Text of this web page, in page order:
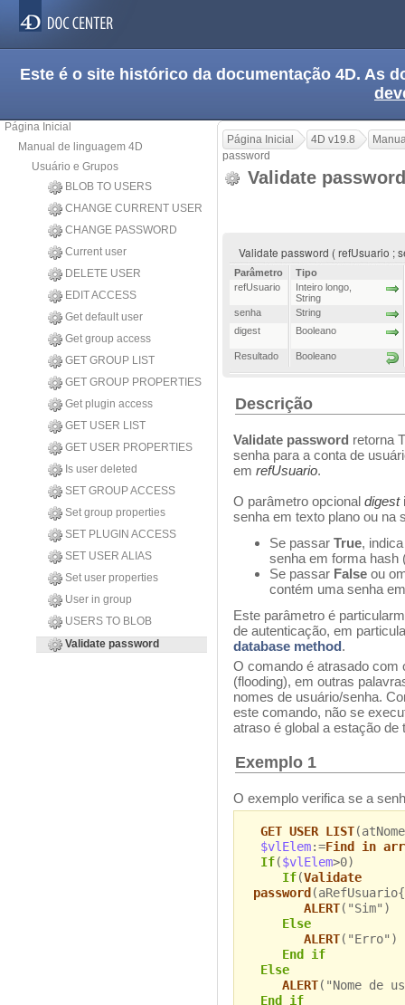
Este é o site histórico da documentação 4D. As
Página Inicial
Manual de linguagem 4D
Usuário e Grupos
BLOB TO USERS
CHANGE CURRENT USER
CHANGE PASSWORD
Current user
DELETE USER
EDIT ACCESS
Get default user
Get group access
GET GROUP LIST
GET GROUP PROPERTIES
Get plugin access
GET USER LIST
GET USER PROPERTIES
Is user deleted
SET GROUP ACCESS
Set group properties
SET PLUGIN ACCESS
SET USER ALIAS
Set user properties
User in group
USERS TO BLOB
Validate password
Página Inicial 4D v19.8
password
Validate
Validate password ( refUsuario ;
Parâmetro
Tipo
refUsuario
Inteiro longo
String
senha
String
digest
Booleano
Resultado Booleano
Descrição
Validate password retorna
senha para a conta de
em refUsuario.
O parâmetro opcional digest
senha em texto plano ou na
Se passar True,
senha em forma hash
Se passar False ou
contém uma senha
Este parâmetro é
de autenticação, em
database method .
O comando é atrasado com
(flooding), em outras
nomes de usuário/senha.
este comando, não se
atraso é global a estação de
Exemplo 1
O exemplo verifica se a
GET USER LIST
$vlElem:=Find in
If($vlElem>0)
If(Validate
password(aRefUsuario{
ALERT("Sim")
Else
ALERT("Erro")
End if
Else
ALERT("Nome de
End if